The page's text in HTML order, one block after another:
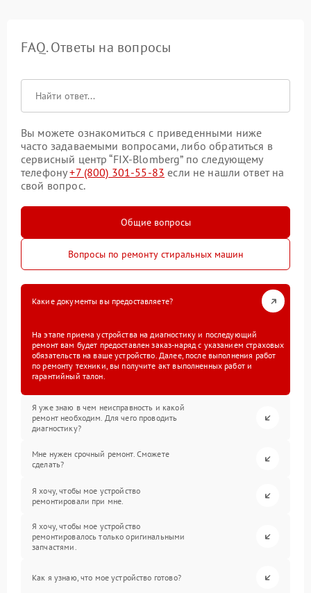
FAQ. Ответы на вопросы
Вы можете ознакомиться с приведенными ниже
часто задаваемыми вопросами, либо обратиться в
сервисный центр “FIX-Blomberg” по следующему
телефону+7 (800) 301-55-83 если не нашли ответ на
свой вопрос.
Общие вопросы
Вопросы по ремонту стиральных машин
Какие документы вы предоставляете?
На этапе приема устройства на диагностику и последующий
ремонт вам будет предоставлен заказ-наряд с указанием страховых
обязательств на ваше устройство. Далее, после выполнения работ
по ремонту техники, вы получите акт выполненных работ и
гарантийный талон.
Я уже знаю в чем неисправность и какой
ремонт необходим. Для чего проводить
диагностику?
Мне нужен срочный ремонт. Сможете
сделать?
Я хочу, чтобы мое устройство
ремонтировали при мне.
Я хочу, чтобы мое устройство
ремонтировалось только оригинальными
запчастями.
Как я узнаю, что мое устройство готово?